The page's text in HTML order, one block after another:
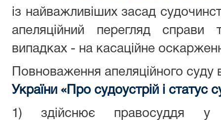
із найважливіших засад
апеляційний перегляд
випадках - на касаційне
Повноваження апеляційного суду
України «Про судоустрій і статус
1) здійснює правосуддя у